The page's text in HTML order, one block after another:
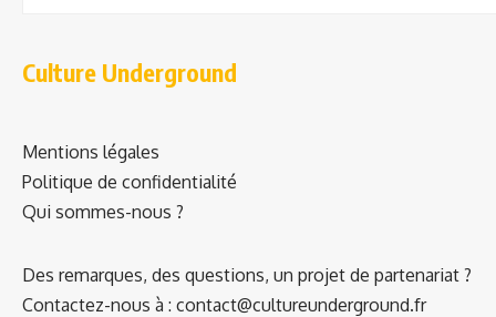
Culture Underground
Mentions légales
Politique de confidentialité
Qui sommes-nous ?
Des remarques, des questions, un projet de partenariat ?
Contactez-nous à : contact@cultureunderground.fr